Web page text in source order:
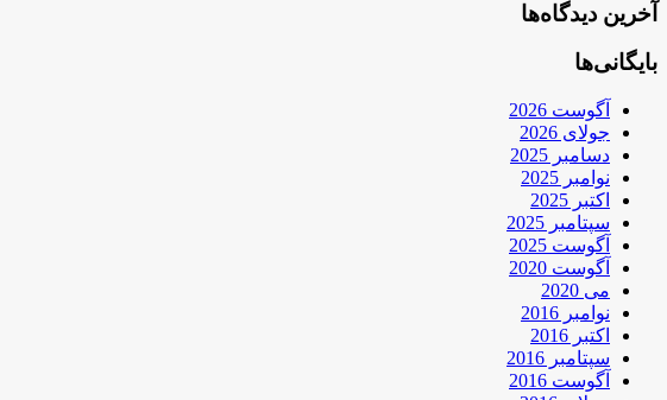
آخرین دیدگاه‌ها
بایگانی‌ها
آگوست 2026
جولای 2026
دسامبر 2025
نوامبر 2025
اکتبر 2025
سپتامبر 2025
آگوست 2025
آگوست 2020
می 2020
نوامبر 2016
اکتبر 2016
سپتامبر 2016
آگوست 2016